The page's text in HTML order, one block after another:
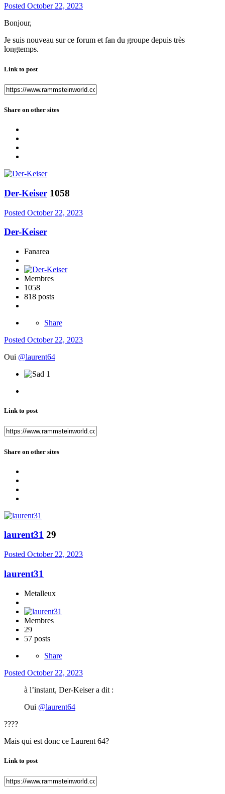
Posted October 22, 2023
Bonjour,
Je suis nouveau sur ce forum et fan du groupe depuis très
longtemps.
Link to post
Share on other sites
Der-Keiser 1058
Posted October 22, 2023
Der-Keiser
Fanarea
Membres
1058
818 posts
Share
Posted October 22, 2023
Oui @laurent64
1
Link to post
Share on other sites
laurent31 29
Posted October 22, 2023
laurent31
Metalleux
Membres
29
57 posts
Share
Posted October 22, 2023
à l’instant, Der-Keiser a dit :
Oui @laurent64
????
Mais qui est donc ce Laurent 64?
Link to post